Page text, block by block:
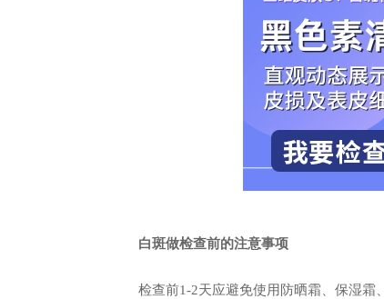
白斑做检查前的注意事项
检查前1-2天应避免使用防晒霜、保湿霜